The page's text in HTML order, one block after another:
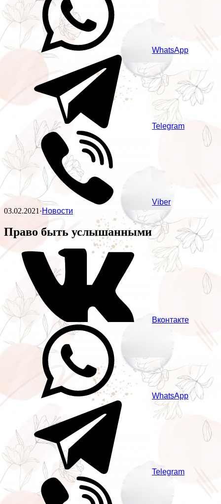
WhatsApp
Telegram
Viber
03.02.2021·Новости
Право быть услышанными
Вконтакте
WhatsApp
Telegram